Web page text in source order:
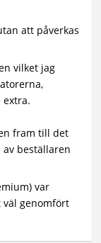
att påverkas
vilket jag
extra.
fram till det
av beställaren
var
genomfört